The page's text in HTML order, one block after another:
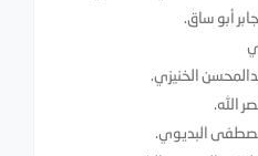
أبو ساق.
الخنيزي.
الله.
البديوي.